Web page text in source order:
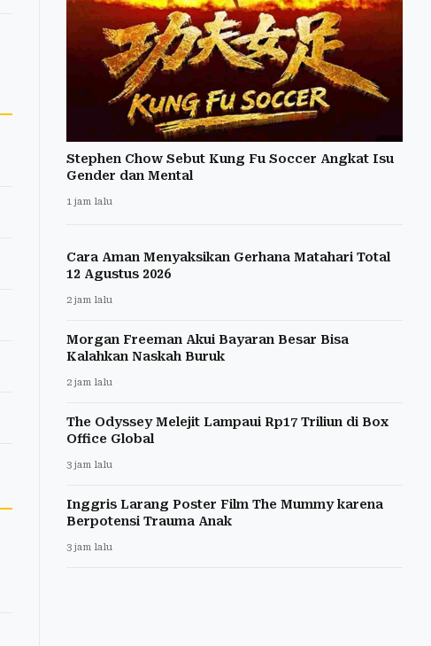
Stephen Chow Sebut Kung Fu Soccer Angkat Isu
Gender dan Mental
1 jam lalu
Cara Aman Menyaksikan Gerhana Matahari Total
12 Agustus 2026
2 jam lalu
Morgan Freeman Akui Bayaran Besar Bisa
Kalahkan Naskah Buruk
2 jam lalu
The Odyssey Melejit Lampaui Rp17 Triliun di Box
Office Global
3 jam lalu
Inggris Larang Poster Film The Mummy karena
Berpotensi Trauma Anak
3 jam lalu